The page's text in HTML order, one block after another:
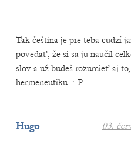
Tak čeština je pre teba cudzí
povedať, že si sa ju naučil
slov a už budeš rozumieť aj
hermeneutiku. :-P
03.
Hugo